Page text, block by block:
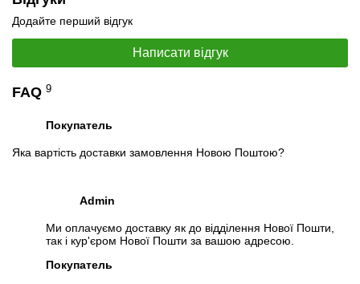
📧 Запит оптової ціни
Слідкувати на Facebook
Додайте перший відгук
Написати відгук
FAQ 9
Покупатель
Яка вартість доставки замовлення Новою Поштою?
Admin
Ми оплачуємо доставку як до відділення Нової Пошти,
так і кур'єром Нової Пошти за вашою адресою.
Покупатель